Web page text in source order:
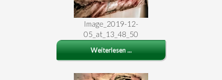
Image_2019-12-
05_at_13_48_50
Weiterlesen ...